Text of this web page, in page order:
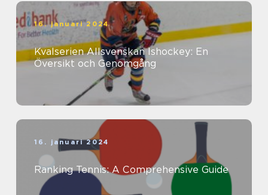
16. januari 2024
Kvalserien Allsvenskan Ishockey: En
Översikt och Genomgång
16. januari 2024
Ranking Tennis: A Comprehensive Guide